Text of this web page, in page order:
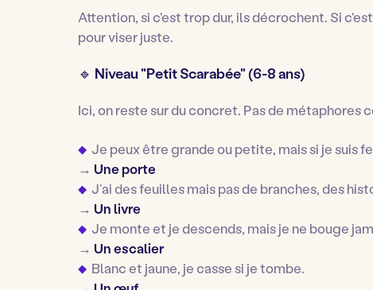
Attention, si c'est trop dur, ils décrochent. Si
pour viser juste.
🔹 Niveau "Petit Scarabée" (6-8 ans)
Ici, on reste sur du concret. Pas de métaphores
Je peux être grande ou petite, mais si je suis
→ Une porte
J’ai des feuilles mais pas de branches, des
→ Un livre
Je monte et je descends, mais je ne bouge
→ Un escalier
Blanc et jaune, je casse si je tombe.